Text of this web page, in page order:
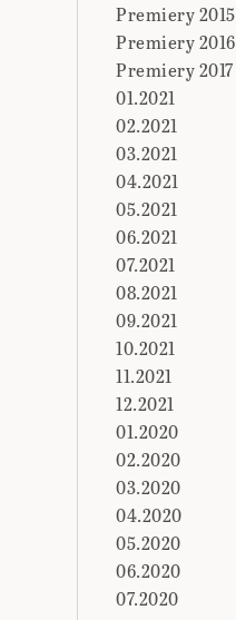
Premiery 2015
Premiery 2016
Premiery 2017
01.2021
02.2021
03.2021
04.2021
05.2021
06.2021
07.2021
08.2021
09.2021
10.2021
11.2021
12.2021
01.2020
02.2020
03.2020
04.2020
05.2020
06.2020
07.2020